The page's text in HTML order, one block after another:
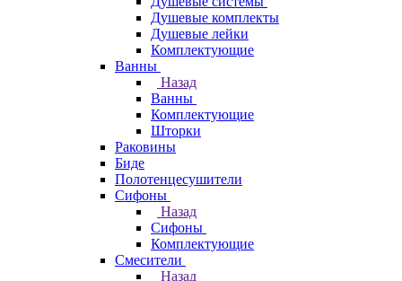
Душевые комплекты
Душевые лейки
Комплектующие
Ванны
Назад
Ванны
Комплектующие
Шторки
Раковины
Биде
Полотенцесушители
Сифоны
Назад
Сифоны
Комплектующие
Смесители
Назад